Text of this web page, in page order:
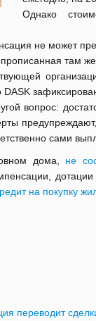
Однако
не может
там же.
вопрос:
сами
дома, не
на покупку
переводит